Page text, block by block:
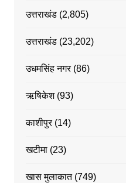
उत्तराखंड(2,805)
उत्तराखंड(23,202)
उधमसिंह नगर(86)
ऋषिकेश(93)
काशीपुर(14)
खटीमा(23)
खास मुलाकात(749)